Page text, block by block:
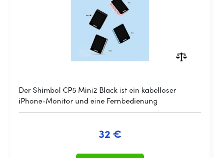
Der Shimbol CP5 Mini2 Black ist ein kabelloser
iPhone-Monitor und eine Fernbedienung
32 €